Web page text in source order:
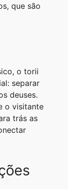
que são
o torii
separar
deuses.
o visitante
trás as